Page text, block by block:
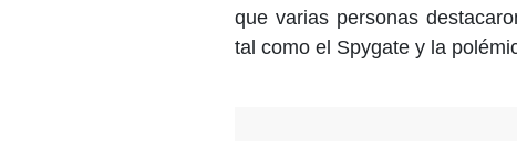
que varias personas
tal como el Spygate y la